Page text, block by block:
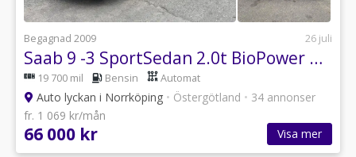
Begagnad 2009 26 juli
Saab 9 -3 SportSedan 2.0t BioPower Aero Euro 5
19 700 mil Bensin Automat
Auto lyckan i Norrköping • Östergötland • 34 annonser
fr. 1 069 kr/mån
66 000 kr Visa mer